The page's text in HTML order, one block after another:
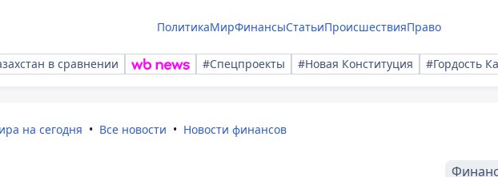
ПолитикаМирФинансыСтатьиПроисшествияПраво
в сравнении #Спецпроекты #Новая Конституция #Гордость
на сегодня Все новости Новости финансов